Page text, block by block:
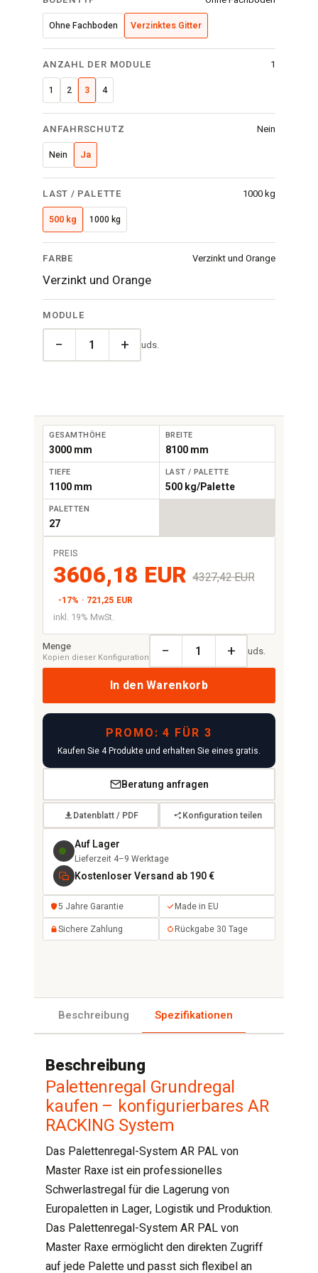
Ohne Fachboden Verzinktes Gitter
ANZAHL DER MODULE 1
1 2 3 4
ANFAHRSCHUTZ Nein
Nein Ja
LAST / PALETTE 1000 kg
500 kg 1000 kg
FARBE Verzinkt und Orange
Verzinkt und Orange
MODULE
− + uds.
GESAMTHÖHE
3000 mm
BREITE
8100 mm
TIEFE
1100 mm
LAST / PALETTE
500 kg/Palette
PALETTEN
27
PREIS
3606,18 EUR 4327,42 EUR
-17% · 721,25 EUR
inkl. 19% MwSt.
Menge
Kopien dieser Konfiguration − + uds.
In den Warenkorb
PROMO: 4 FÜR 3
Kaufen Sie 4 Produkte und erhalten Sie eines gratis.
Beratung anfragen
Datenblatt / PDF Konfiguration teilen
Auf Lager
Lieferzeit 4–9 Werktage
Kostenloser Versand ab 190 €
5 Jahre Garantie
Made in EU
Sichere Zahlung
Rückgabe 30 Tage
Beschreibung Spezifikationen
Beschreibung
Palettenregal Grundregal
kaufen – konfigurierbares AR
RACKING System
Das Palettenregal-System AR PAL von
Master Raxe ist ein professionelles
Schwerlastregal für die Lagerung von
Europaletten in Lager, Logistik und Produktion.
Das Palettenregal-System AR PAL von
Master Raxe ermöglicht den direkten Zugriff
auf jede Palette und passt sich flexibel an